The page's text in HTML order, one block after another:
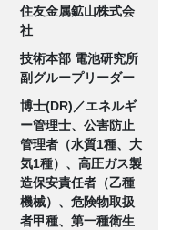
住友金属鉱山株式会
社
技術本部 電池研究所
副グループリーダー
博士(DR)／エネルギ
ー管理士、公害防止
管理者（水質1種、大
気1種）、高圧ガス製
造保安責任者（乙種
機械）、危険物取扱
者甲種、第一種衛生